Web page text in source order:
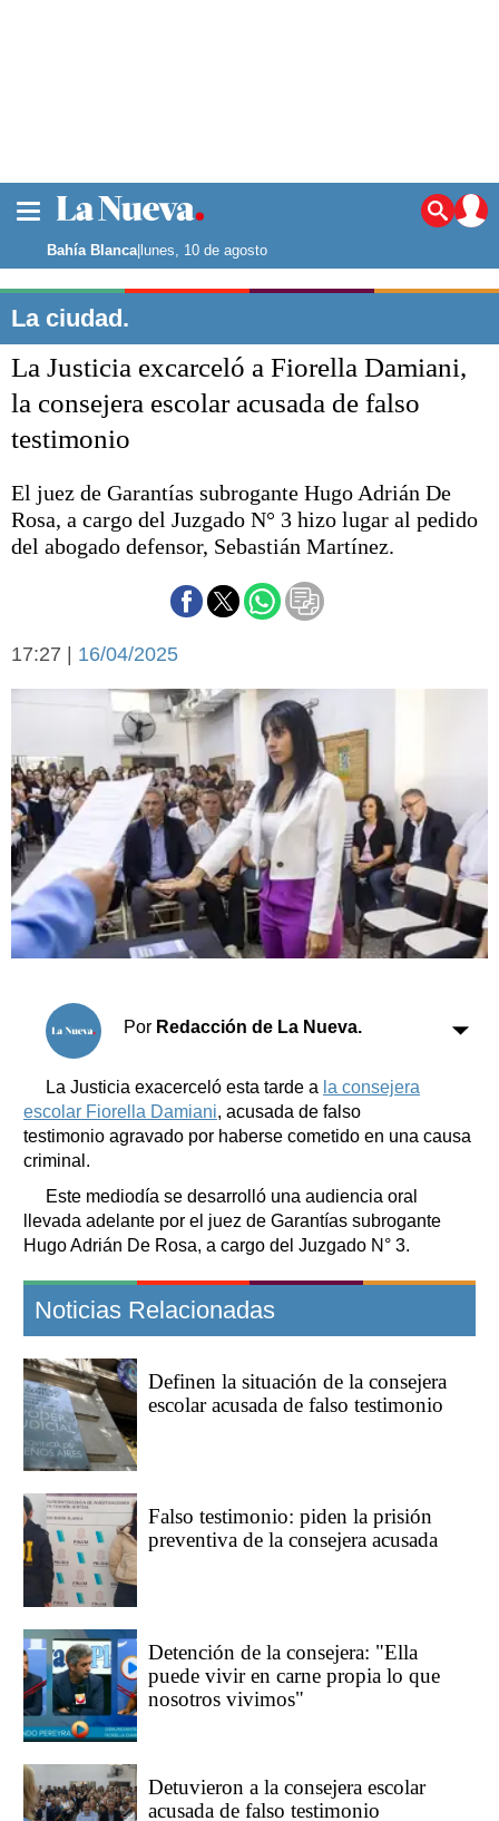
Noticias
La ciudad
Punta Alta
El mundo
Seguridad
Liga del Sur
Básquetbol
Fútbol
Aplausos
Economía y campo
Con el campo
Espacio empresas
Sociedad y tiempo
libre
Sociedad
Tecnología
Turismo
Salud
Es viral
El tiempo
Cartón Lleno
Clasificados
Horóscopo
Servicios
Farmacias
Transportes
Datos Útiles
Fúnebres
Edictos
Teléfonos de urgencia
Bahía Blanca|lunes, 10 de agosto
La ciudad.
La Justicia excarceló a Fiorella Damiani,
la consejera escolar acusada de falso
testimonio
El juez de Garantías subrogante Hugo Adrián De
Rosa, a cargo del Juzgado N° 3 hizo lugar al pedido
del abogado defensor, Sebastián Martínez.
17:27 | 16/04/2025
Por Redacción de La Nueva.
La Justicia exacerceló esta tarde a la consejera
escolar Fiorella Damiani, acusada de falso
testimonio agravado por haberse cometido en una causa
criminal.
Este mediodía se desarrolló una audiencia oral
llevada adelante por el juez de Garantías subrogante
Hugo Adrián De Rosa, a cargo del Juzgado N° 3.
Noticias Relacionadas
Definen la situación de la consejera
escolar acusada de falso testimonio
Falso testimonio: piden la prisión
preventiva de la consejera acusada
Detención de la consejera: "Ella
puede vivir en carne propia lo que
nosotros vivimos"
Detuvieron a la consejera escolar
acusada de falso testimonio